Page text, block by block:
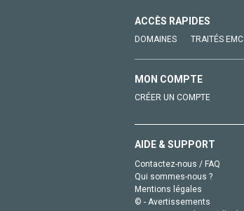
ACCÈS RAPIDES
DOMAINES TRAITÉS EMC
MON COMPTE
CRÉER UN COMPTE
AIDE & SUPPORT
Contactez-nous / FAQ
Qui sommes-nous ?
Mentions légales
© - Avertissements